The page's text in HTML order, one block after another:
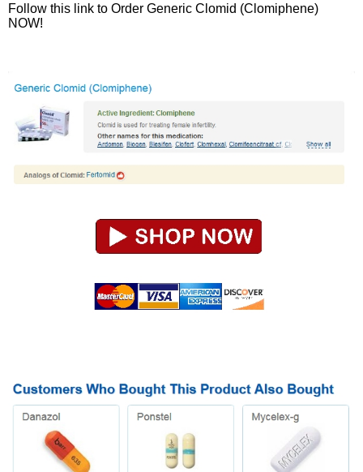
Follow this link to Order Generic Clomid (Clomiphene)
NOW!